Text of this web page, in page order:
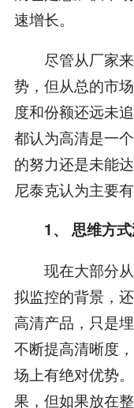
速增长。
尽管从厂家来
势，但从总的市
度和份额还远未
都认为高清是一
的努力还是未能
尼泰克认为主要
1、 思维方式
现在大部分从
拟监控的背景，
高清产品，只是
不断提高清晰度
场上有绝对优势
果，但如果放在